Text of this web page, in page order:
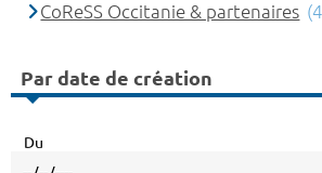
CoReSS Occitanie & partenaires
Par date de création
Du